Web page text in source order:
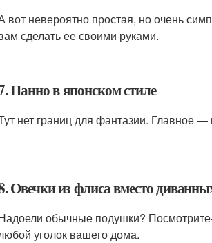
вот невероятно простая, но очень
сделать ее своими руками.
Панно в японском стиле
нет границ для фантазии. Главное
Овечки из флиса вместо
обычные подушки? Посмотрите-
уголок вашего дома.